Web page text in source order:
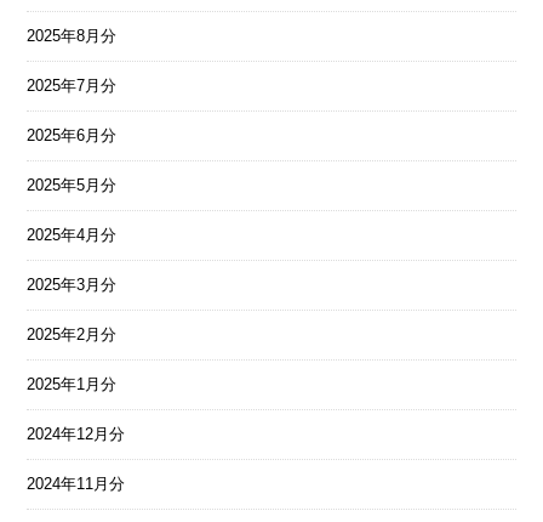
2025年8月分
2025年7月分
2025年6月分
2025年5月分
2025年4月分
2025年3月分
2025年2月分
2025年1月分
2024年12月分
2024年11月分